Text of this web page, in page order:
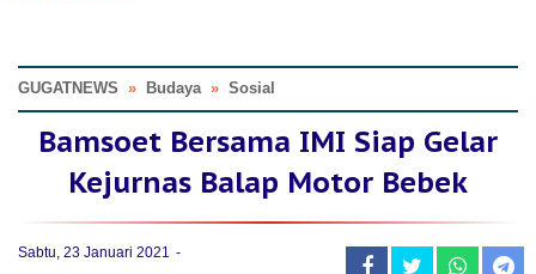
GUGATNEWS » Budaya » Sosial
Bamsoet Bersama IMI Siap Gelar
Kejurnas Balap Motor Bebek
Sabtu, 23 Januari 2021